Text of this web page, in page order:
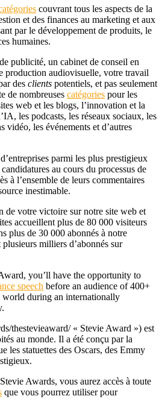
couvrant tous les aspects de la
et des finances au marketing et aux
par le développement de produits, le
humaines.
publicité, un cabinet de conseil en
production audiovisuelle, votre travail
des clients potentiels, et pas seulement
de nombreuses catégories pour les
web et les blogs, l’innovation et la
les podcasts, les réseaux sociaux, les
vidéo, les événements et d’autres
parmi les plus prestigieux
au cours du processus de
à l’ensemble de leurs commentaires
inestimable.
de votre victoire sur notre site web et
accueillent plus de 80 000 visiteurs
plus de 30 000 abonnés à notre
milliers d’abonnés sur
you’ll have the opportunity to
speech before an audience of 400+
world during an internationally
thestevieaward/ « Stevie Award ») est
au monde. Il a été conçu par la
les statuettes des Oscars, des Emmy
Awards, vous aurez accès à toute
que vous pourrez utiliser pour